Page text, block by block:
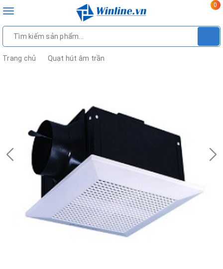
Toggle
0
Trang chủ Quạt hút âm trần